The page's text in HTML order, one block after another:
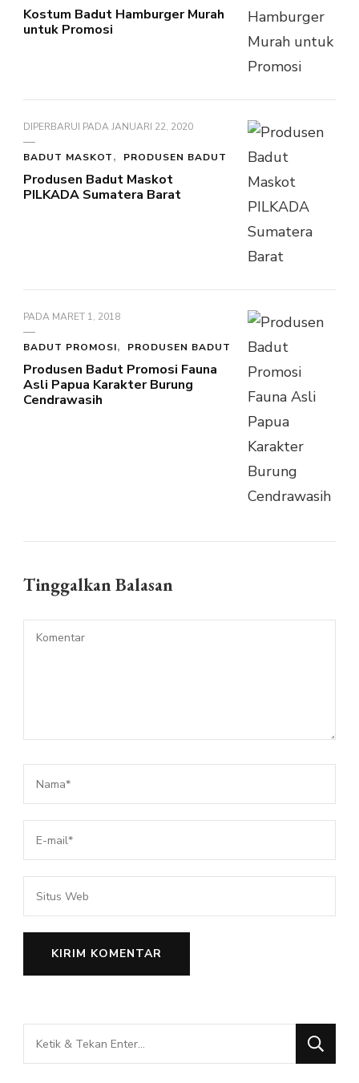
Kostum Badut Hamburger Murah
untuk Promosi
DIPERBARUI PADAJANUARI 22, 2020
BADUT MASKOT PRODUSEN BADUT
Produsen Badut Maskot
PILKADA Sumatera Barat
PADA MARET 1, 2018
BADUT PROMOSI PRODUSEN BADUT
Produsen Badut Promosi Fauna
Asli Papua Karakter Burung
Cendrawasih
Tinggalkan Balasan
Mencari
Sesuatu?